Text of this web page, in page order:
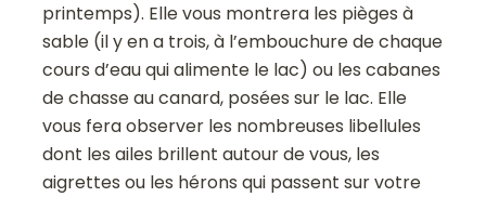
printemps). Elle vous montrera les pièges à
sable (il y en a trois, à l’embouchure de chaque
cours d’eau qui alimente le lac) ou les cabanes
de chasse au canard, posées sur le lac. Elle
vous fera observer les nombreuses libellules
dont les ailes brillent autour de vous, les
aigrettes ou les hérons qui passent sur votre